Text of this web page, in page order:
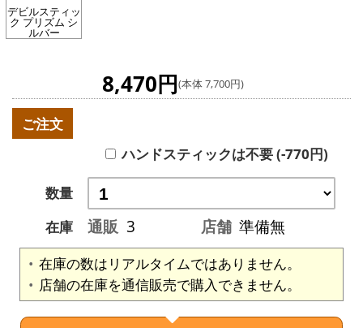
デビルスティッ
ク プリズム シ
ルバー
8,470円(本体 7,700円)
ご注文
ハンドスティックは不要 (-770円)
数量
在庫
通販 3 店舗 準備無
在庫の数はリアルタイムではありません。
店舗の在庫を通信販売で購入できません。